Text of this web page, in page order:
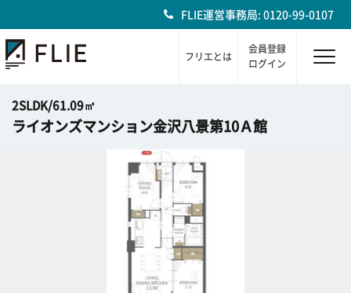
FLIE運営事務局: 0120-99-0107
フリエとは
会員登録
ログイン
2SLDK/61.09㎡
ライオンズマンション金沢八景第10Ａ館